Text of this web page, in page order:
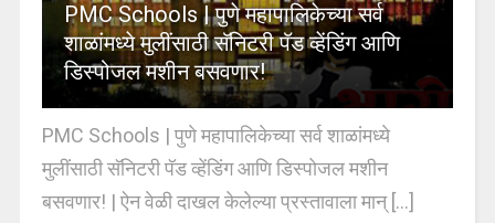
PMC Schools | पुणे महापालिकेच्या सर्व
शाळांमध्ये मुलींसाठी सॅनिटरी पॅड व्हेंडिंग आणि
डिस्पोजल मशीन बसवणार!
PMC Schools | पुणे महापालिकेच्या सर्व शाळांमध्ये
मुलींसाठी सॅनिटरी पॅड व्हेंडिंग आणि डिस्पोजल मशीन
बसवणार! | ऐन वेळी दाखल केलेल्या प्रस्तावाला मान् [...]